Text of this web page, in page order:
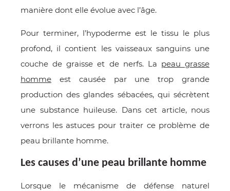
FRAICHEmanière dont elle évolue avec l’âge.
Pour terminer, l’hypoderme est le tissu le plus
profond, il contient les vaisseaux sanguins une
couche de graisse et de nerfs. La peau grasse
homme est causée par une trop grande
production des glandes sébacées, qui sécrètent
une substance huileuse. Dans cet article, nous
verrons les astuces pour traiter ce problème de
peau brillante homme.
Les causes d’une peau brillante homme
Lorsque le mécanisme de défense naturel